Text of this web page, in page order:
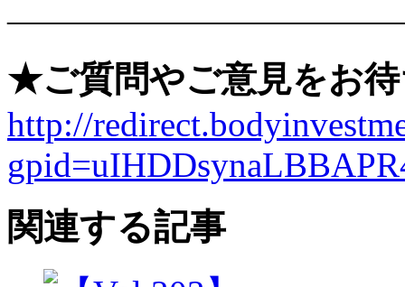
★ご質問やご意見をお
http://
関連する記事